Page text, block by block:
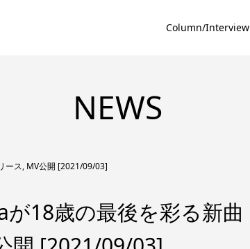
Column/Interview
NEWS
ース, MV公開 [2021/09/03]
18歳の最後を彩る新曲